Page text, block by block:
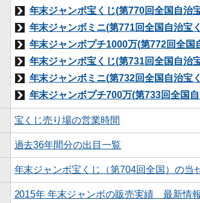
年末ジャンボ宝くじ(第770回全国自治
年末ジャンボミニ(第771回全国自治宝
年末ジャンボプチ1000万(第772回全国
年末ジャンボ宝くじ(第731回全国自治
年末ジャンボミニ(第732回全国自治宝
年末ジャンボプチ700万(第733回全国
宝くじ売り場の営業時間
過去36年間分の出目一覧
年末ジャンボ宝くじ（第704回全国）の当
2015年 年末ジャンボの販売実績 最新情報